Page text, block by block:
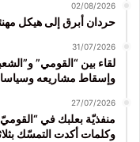
02/08/2026
حردان أبرق إلى هيكل
31/07/2026
لقاء بين “القومي”
وإسقاط مشاريعه
27/07/2026
منفذيّة بعلبك في
وكلمات أكدت التمسّك